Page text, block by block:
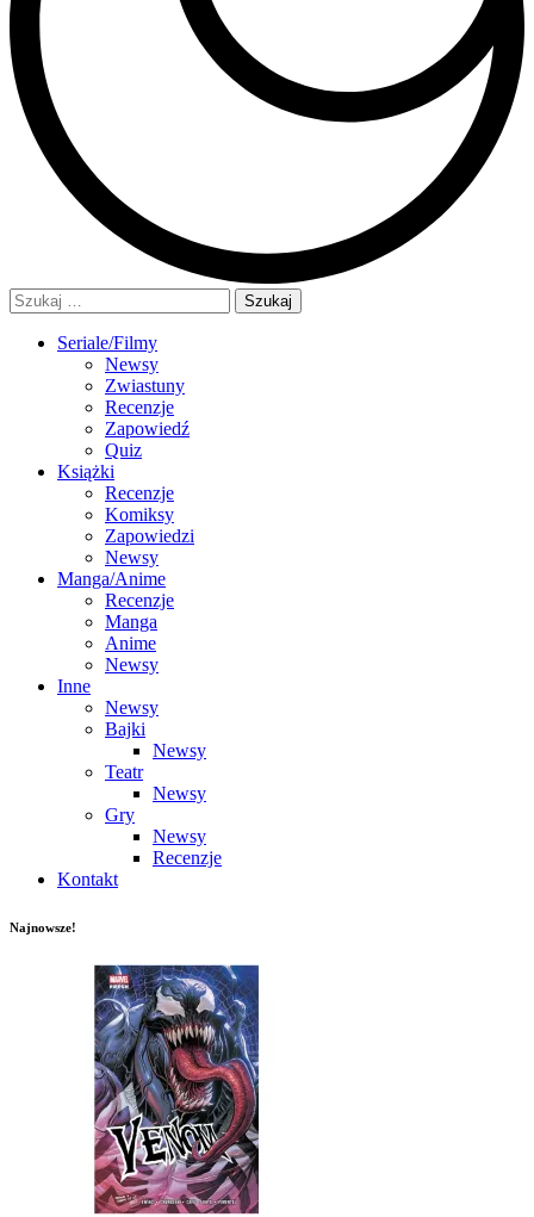
Szukaj:
Seriale/Filmy
Newsy
Zwiastuny
Recenzje
Zapowiedź
Quiz
Książki
Recenzje
Komiksy
Zapowiedzi
Newsy
Manga/Anime
Recenzje
Manga
Anime
Newsy
Inne
Newsy
Bajki
Newsy
Teatr
Newsy
Gry
Newsy
Recenzje
Kontakt
Najnowsze!